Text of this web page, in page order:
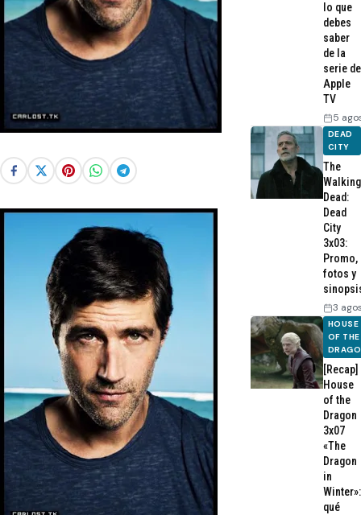
lo que
debes
saber
de la
serie de
Apple
TV
5
DEAD
CITY
The
Walking
Dead:
Dead
City
3x03:
Promo,
fotos y
3
HOUSE
OF THE
[Recap]
House
of the
Dragon
3x07
«The
Dragon
in
Winter»:
qué